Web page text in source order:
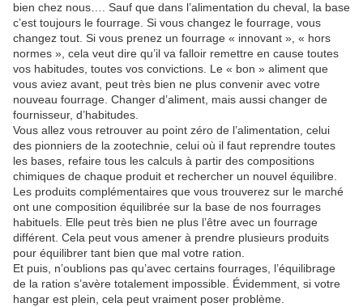
bien chez nous…. Sauf que dans l’alimentation du cheval, la base
c’est toujours le fourrage. Si vous changez le fourrage, vous
changez tout. Si vous prenez un fourrage « innovant », « hors
normes », cela veut dire qu’il va falloir remettre en cause toutes
vos habitudes, toutes vos convictions. Le « bon » aliment que
vous aviez avant, peut très bien ne plus convenir avec votre
nouveau fourrage. Changer d’aliment, mais aussi changer de
fournisseur, d’habitudes.
Vous allez vous retrouver au point zéro de l’alimentation, celui
des pionniers de la zootechnie, celui où il faut reprendre toutes
les bases, refaire tous les calculs à partir des compositions
chimiques de chaque produit et rechercher un nouvel équilibre.
Les produits complémentaires que vous trouverez sur le marché
ont une composition équilibrée sur la base de nos fourrages
habituels. Elle peut très bien ne plus l’être avec un fourrage
différent. Cela peut vous amener à prendre plusieurs produits
pour équilibrer tant bien que mal votre ration.
Et puis, n’oublions pas qu’avec certains fourrages, l’équilibrage
de la ration s’avère totalement impossible. Évidemment, si votre
hangar est plein, cela peut vraiment poser problème.